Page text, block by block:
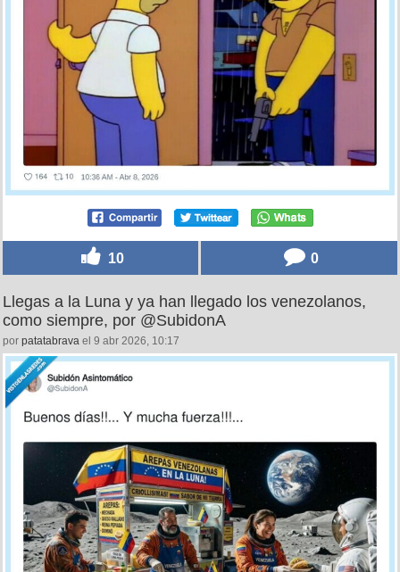
10 0
Llegas a la Luna y ya han llegado los venezolanos,
como siempre, por @SubidonA
por patatabrava el 9 abr 2026, 10:17